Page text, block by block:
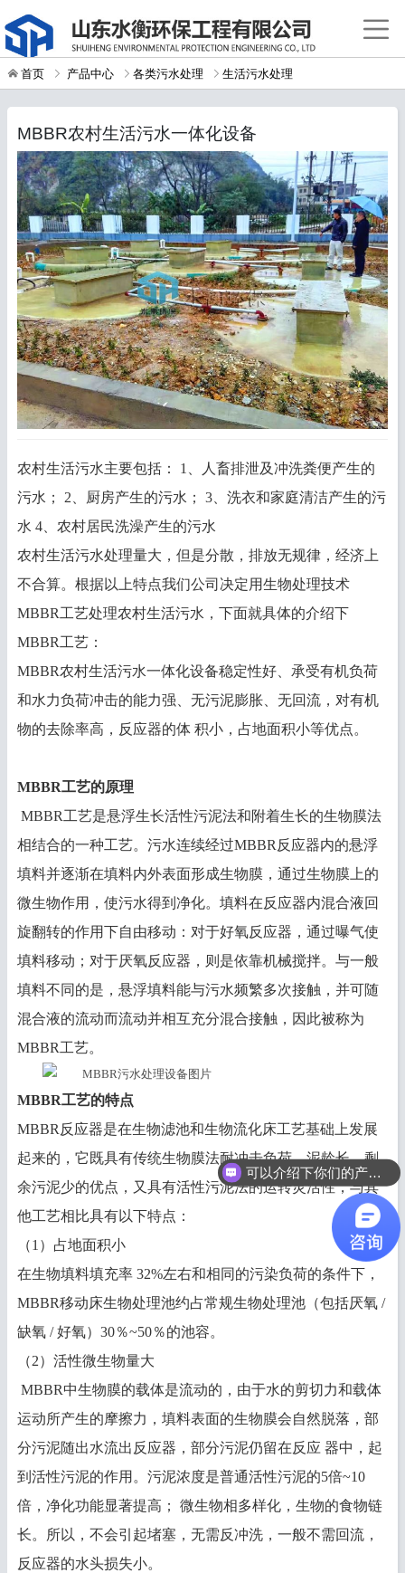
首页 产品中心 各类污水处理 生活污水处理
MBBR农村生活污水一体化设备
农村生活污水主要包括： 1、人畜排泄及冲洗粪便产生的
污水； 2、厨房产生的污水； 3、洗衣和家庭清洁产生的污
水 4、农村居民洗澡产生的污水
农村生活污水处理量大，但是分散，排放无规律，经济上
不合算。根据以上特点我们公司决定用生物处理技术
MBBR工艺处理农村生活污水，下面就具体的介绍下
MBBR工艺：
MBBR农村生活污水一体化设备稳定性好、承受有机负荷
和水力负荷冲击的能力强、无污泥膨胀、无回流，对有机
物的去除率高，反应器的体 积小，占地面积小等优点。
MBBR工艺的原理
MBBR工艺是悬浮生长活性污泥法和附着生长的生物膜法
相结合的一种工艺。污水连续经过MBBR反应器内的悬浮
填料并逐渐在填料内外表面形成生物膜，通过生物膜上的
微生物作用，使污水得到净化。填料在反应器内混合液回
旋翻转的作用下自由移动：对于好氧反应器，通过曝气使
填料移动；对于厌氧反应器，则是依靠机械搅拌。与一般
填料不同的是，悬浮填料能与污水频繁多次接触，并可随
混合液的流动而流动并相互充分混合接触，因此被称为
MBBR工艺。
MBBR工艺的特点
MBBR反应器是在生物滤池和生物流化床工艺基础上发展
起来的，它既具有传统生物膜法耐冲击负荷、泥龄长、剩
余污泥少的优点，又具有活性污泥法的运转灵活性，与其
他工艺相比具有以下特点：
（1）占地面积小
在生物填料填充率 32%左右和相同的污染负荷的条件下，
MBBR移动床生物处理池约占常规生物处理池（包括厌氧 /
缺氧 / 好氧）30％~50％的池容。
（2）活性微生物量大
MBBR中生物膜的载体是流动的，由于水的剪切力和载体
运动所产生的摩擦力，填料表面的生物膜会自然脱落，部
分污泥随出水流出反应器，部分污泥仍留在反应 器中，起
到活性污泥的作用。污泥浓度是普通活性污泥的5倍~10
倍，净化功能显著提高； 微生物相多样化，生物的食物链
长。所以，不会引起堵塞，无需反冲洗，一般不需回流，
反应器的水头损失小。
可以介绍下你们的产品么？